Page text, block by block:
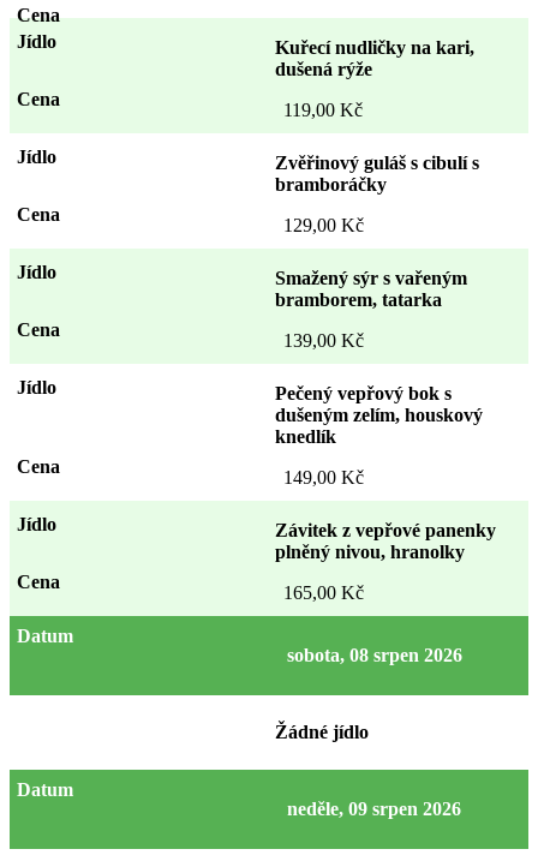
Kuřecí nudličky na kari,
dušená rýže
119,00 Kč
Zvěřinový guláš s cibulí s
bramboráčky
129,00 Kč
Smažený sýr s vařeným
bramborem, tatarka
139,00 Kč
Pečený vepřový bok s
dušeným zelím, houskový
knedlík
149,00 Kč
Závitek z vepřové panenky
plněný nivou, hranolky
165,00 Kč
sobota, 08 srpen 2026
Žádné jídlo
neděle, 09 srpen 2026